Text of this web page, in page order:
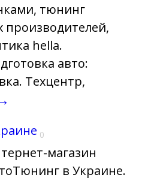
тюнинг
hella.
авто:
Техцентр,
0
магазин
в Украине.